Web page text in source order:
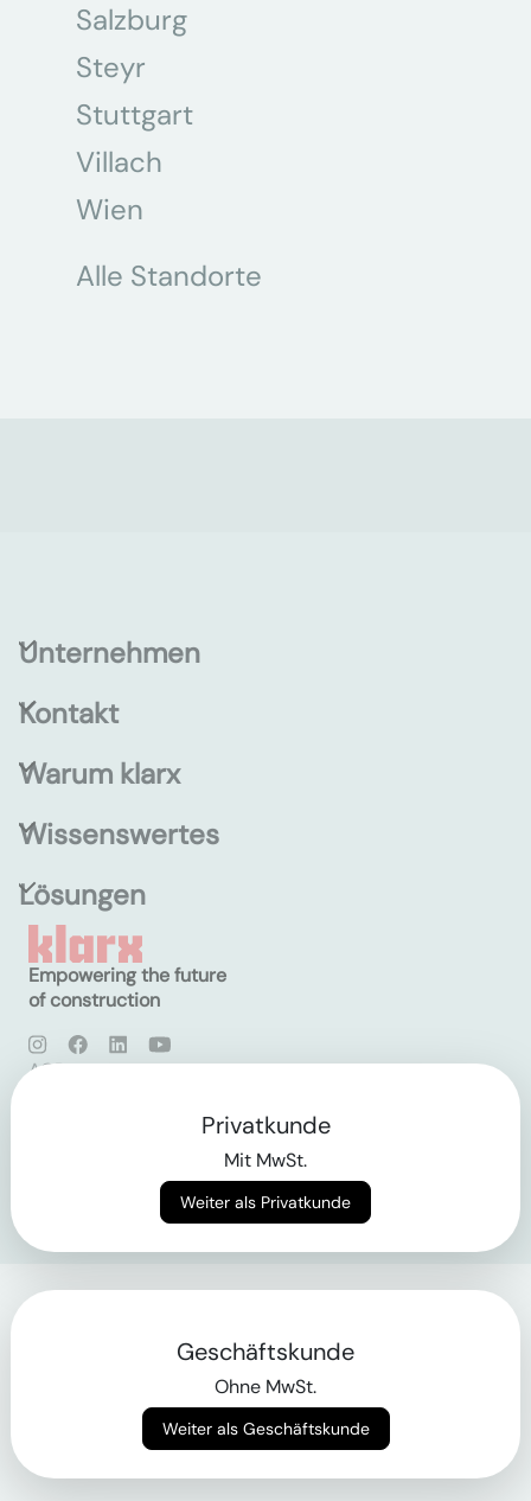
Salzburg
Steyr
Stuttgart
Villach
Wien
Alle Standorte
Unternehmen
Kontakt
Warum klarx
Wissenswertes
Lösungen
Empowering the future
of construction
AGB
Privatkunde
Mit MwSt.
Weiter als Privatkunde
Geschäftskunde
Ohne MwSt.
Weiter als Geschäftskunde